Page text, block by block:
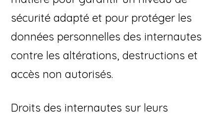
sécurité adapté et pour protéger les
données personnelles des internautes
contre les altérations, destructions et
accès non autorisés.
Droits des internautes sur leurs